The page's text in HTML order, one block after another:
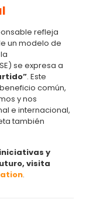
refleja
un modelo de
se expresa a
. Este
común,
y nos
e internacional,
también
y
visita
.